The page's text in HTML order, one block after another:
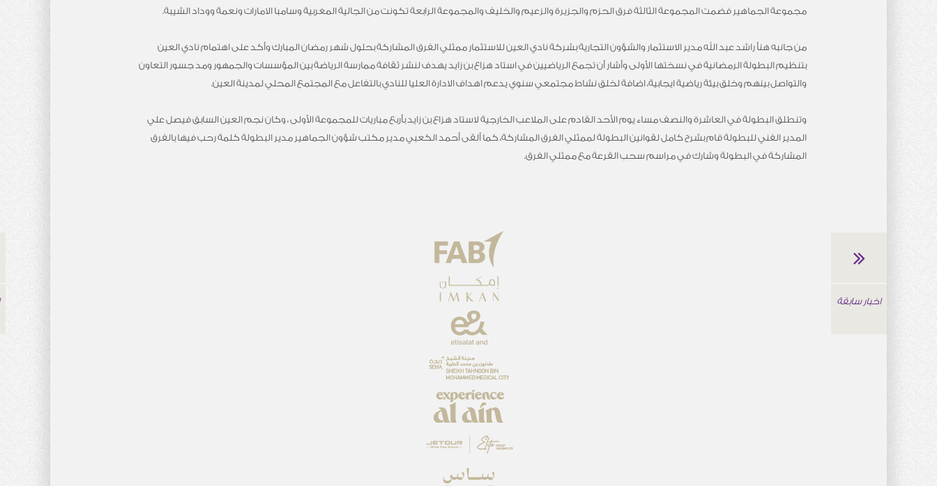
مجموعة الجماهير فضمت المجموعة الثالثة فرق الحزم والجزيرة والزعيم والخليف والمجموعة الرابعة تكونت من الجالية المغربية وسامبا الامارات ونعمة ووداد الشيبة.
من جانبه هنأ راشد عبد الله مدير الاستثمار والشؤون التجارية بشركة نادي العين للاستثمار ممثلي الفرق المشاركة بحلول شهر رمضان المبارك وأكد على اهتمام نادي العين
بتنظيم البطولة الرمضانية في نسختها الأولى وأشار أن تجمع الرياضيين في استاد هزاع بن زايد يهدف لنشر ثقافة ممارسة الرياضة بين المؤسسات والجمهور ومد جسور التعاون
والتواصل بينهم وخلق بيئة رياضية ايجابية، اضافة لخلق نشاط مجتمعي سنوي يدعم اهداف الادارة العليا للنادي بالتفاعل مع المجتمع المحلي لمدينة العين.
وتنطلق البطولة في العاشرة والنصف مساء يوم الأحد القادم على الملاعب الخارجية لاستاد هزاع بن زايد بأربع مباريات للمجموعة الأولى ، وكان نجم العين السابق فيصل علي
المدير الفني للبطولة قام بشرح كامل لقوانين البطولة لممثلي الفرق المشاركة، كما ألقى أحمد الكعبي مدير مكتب شؤون الجماهير مدير البطولة كلمة رحب فيها بالفرق
المشاركة في البطولة وشارك في مراسم سحب القرعة مع ممثلي الفرق.
اخبار سابقة